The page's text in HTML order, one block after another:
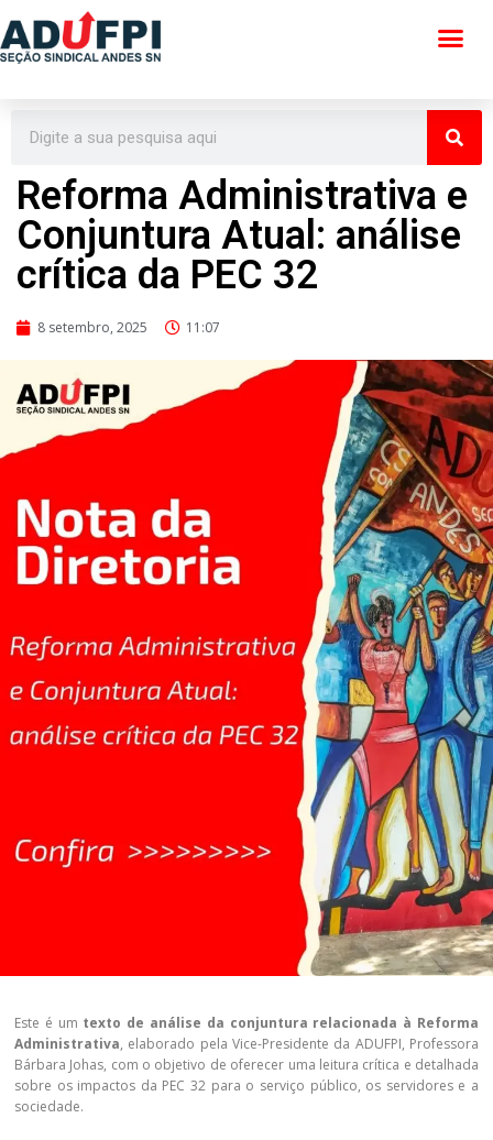
Pular
conteúdo
Reforma Administrativa e
Conjuntura Atual: análise
crítica da PEC 32
8 setembro, 2025 11:07
Este é um texto de análise da conjuntura relacionada à Reforma
Administrativa, elaborado pela Vice-Presidente da ADUFPI, Professora
Bárbara Johas, com o objetivo de oferecer uma leitura crítica e detalhada
sobre os impactos da PEC 32 para o serviço público, os servidores e a
sociedade.